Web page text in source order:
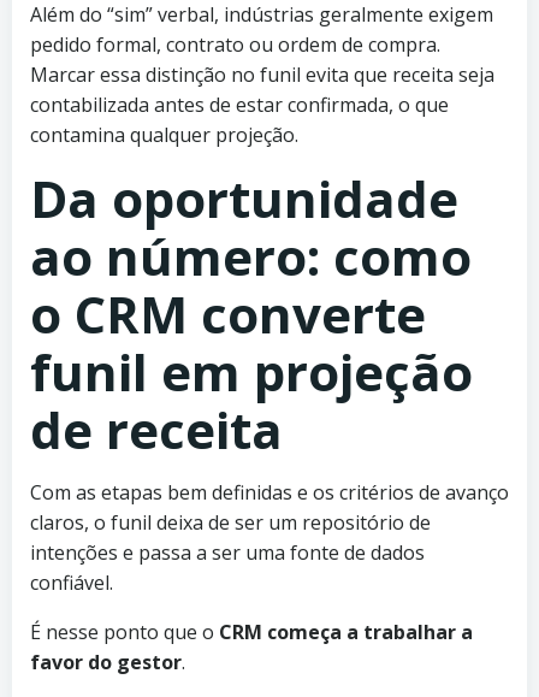
Além do “sim” verbal, indústrias geralmente exigem
pedido formal, contrato ou ordem de compra.
Marcar essa distinção no funil evita que receita seja
contabilizada antes de estar confirmada, o que
contamina qualquer projeção.
Da oportunidade
ao número: como
o CRM converte
funil em projeção
de receita
Com as etapas bem definidas e os critérios de avanço
claros, o funil deixa de ser um repositório de
intenções e passa a ser uma fonte de dados
confiável.
É nesse ponto que o CRM começa a trabalhar a
favor do gestor.